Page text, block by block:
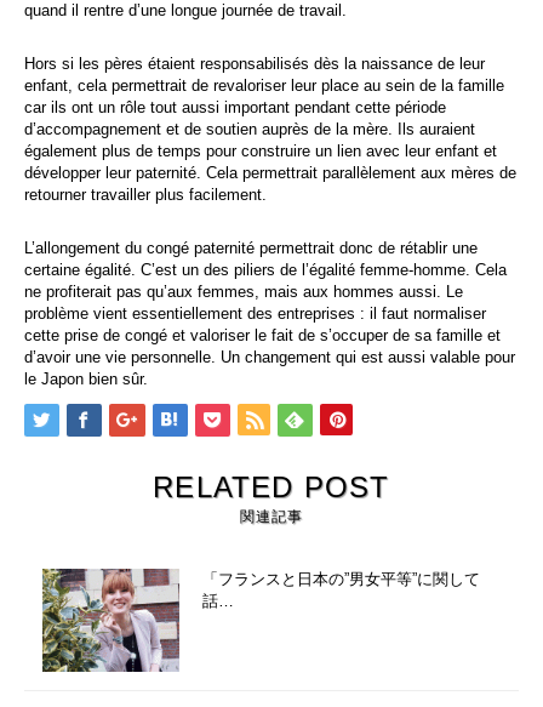
quand il rentre d’une longue journée de travail.
Hors si les pères étaient responsabilisés dès la naissance de leur
enfant, cela permettrait de revaloriser leur place au sein de la famille
car ils ont un rôle tout aussi important pendant cette période
d’accompagnement et de soutien auprès de la mère. Ils auraient
également plus de temps pour construire un lien avec leur enfant et
développer leur paternité. Cela permettrait parallèlement aux mères de
retourner travailler plus facilement.
L’allongement du congé paternité permettrait donc de rétablir une
certaine égalité. C’est un des piliers de l’égalité femme-homme. Cela
ne profiterait pas qu’aux femmes, mais aux hommes aussi. Le
problème vient essentiellement des entreprises : il faut normaliser
cette prise de congé et valoriser le fait de s’occuper de sa famille et
d’avoir une vie personnelle. Un changement qui est aussi valable pour
le Japon bien sûr.
RELATED POST
関連記事
「フランスと日本の”男女平等”に関して
話…